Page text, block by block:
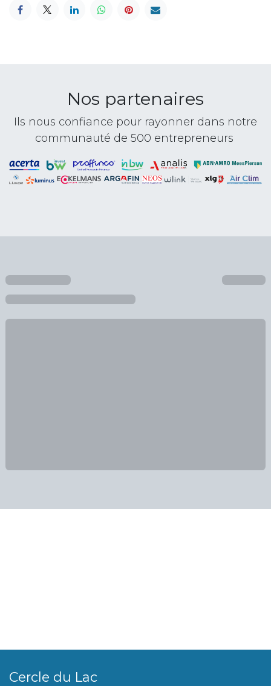
Nos partenaires
Ils nous confiance pour rayonner dans notre
communauté de 500 entrepreneurs
Cercle du Lac